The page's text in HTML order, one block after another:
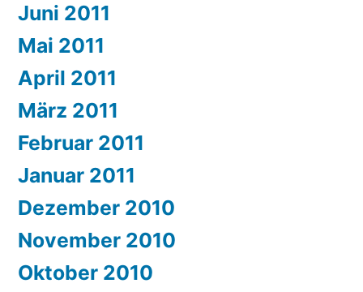
Juni 2011
Mai 2011
April 2011
März 2011
Februar 2011
Januar 2011
Dezember 2010
November 2010
Oktober 2010